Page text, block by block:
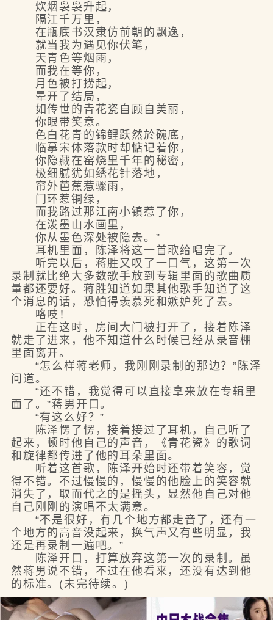
炊烟袅袅升起，
隔江千万里，
在瓶底书汉隶仿前朝的飘逸，
就当我为遇见你伏笔，
天青色等烟雨，
而我在等你，
月色被打捞起，
晕开了结局，
如传世的青花瓷自顾自美丽，
你眼带笑意。
色白花青的锦鲤跃然於碗底，
临摹宋体落款时却惦记着你，
你隐藏在窑烧里千年的秘密，
极细腻犹如绣花针落地，
帘外芭蕉惹骤雨，
门环惹铜绿，
而我路过那江南小镇惹了你，
在泼墨山水画里，
你从墨色深处被隐去。”
耳机里面，陈泽将这一首歌给唱完了。
听完以后，蒋胜又叹了一口气，这第一次
录制就比绝大多数歌手放到专辑里面的歌曲质
量都还要好。蒋胜知道如果其他歌手知道了这
个消息的话，恐怕得羡慕死和嫉妒死了去。
咯吱！
正在这时，房间大门被打开了，接着陈泽
就走了进来，他不知道什么时候已经从录音棚
里面离开。
“怎么样蒋老师，我刚刚录制的那边？”陈泽
问道。
“还不错，我觉得可以直接拿来放在专辑里
面了。”蒋男开口。
“有这么好？”
陈泽愣了愣，接着接过了耳机，自己听了
起来，顿时他自己的声音，《青花瓷》的歌词
和旋律都传进了他的耳朵里面。
听着这首歌，陈泽开始时还带着笑容，觉
得不错。不过慢慢的，慢慢的他脸上的笑容就
消失了，取而代之的是摇头，显然他自己对他
自己刚刚的演唱不太满意。
“不是很好，有几个地方都走音了，还有一
个地方的高音没起来，换气声又有些明显，我
还是再录制一遍吧。”
陈泽开口，打算放弃这第一次的录制。虽
然蒋男说不错，不过在他看来，还没有达到他
的标准。(未完待续。)